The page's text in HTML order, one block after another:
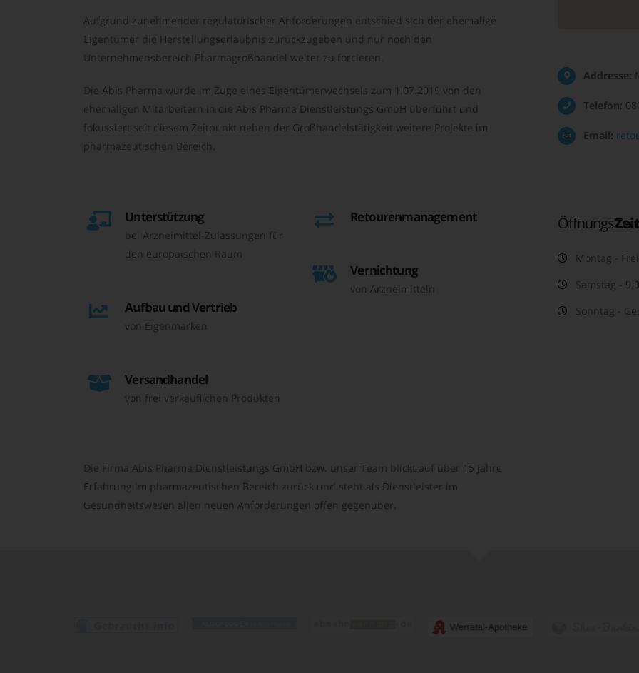
Aufgrund zunehmender regulatorischer Anforderungen entschied sich der ehemalige
Eigentümer die Herstellungserlaubnis zurückzugeben und nur noch den
Unternehmensbereich Pharmagroßhandel weiter zu forcieren.
Die Abis Pharma wurde im Zuge eines Eigentümerwechsels zum 1.07.2019 von den
ehemaligen Mitarbeitern in die Abis Pharma Dienstleistungs GmbH überführt und
fokussiert seit diesem Zeitpunkt neben der Großhandelstätigkeit weitere Projekte im
pharmazeutischen Bereich.
Unterstützung
bei Arzneimittel-Zulassungen für
den europäischen Raum
Aufbau und Vertrieb
von Eigenmarken
Versandhandel
von frei verkäuflichen Produkten
Retourenmanagement
Vernichtung
von Arzneimitteln
Die Firma Abis Pharma Dienstleistungs GmbH bzw. unser Team blickt auf über 15 Jahre
Erfahrung im pharmazeutischen Bereich zurück und steht als Dienstleister im
Gesundheitswesen allen neuen Anforderungen offen gegenüber.
Addresse:
Telefon:
Email:
Öffnungs
Montag -
Samstag -
Sonntag -